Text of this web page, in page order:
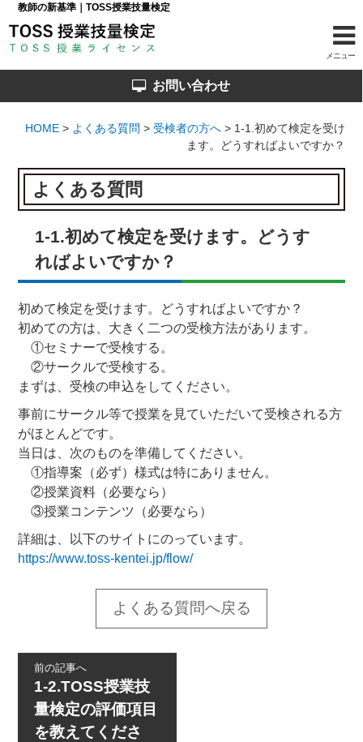
ホーム
検定の各種規定
評価項目・認定基準
認定料について
級段位認定者一覧
認定審査員一覧
猿飛検定
お知らせ
検定セミナー開催申請
検定結果登録依頼
段級位認定者・認定審査員情報削除依頼
個人申請用パスワード通知依頼
お問い合わせ
TOSSについて
教師の新基準｜TOSS授業技量検定
メニュー
お問い合わせ
HOME> よくある質問 > 受検者の方へ> 1-1.初めて検定を受け
ます。どうすればよいですか？
よくある質問
1-1.初めて検定を受けます。どうす
ればよいですか？
初めて検定を受けます。どうすればよいですか？
初めての方は、大きく二つの受検方法があります。
①セミナーで受検する。
②サークルで受検する。
まずは、受検の申込をしてください。
事前にサークル等で授業を見ていただいて受検される方
がほとんどです。
当日は、次のものを準備してください。
①指導案（必ず）様式は特にありません。
②授業資料（必要なら）
③授業コンテンツ（必要なら）
詳細は、以下のサイトにのっています。
https://www.toss-kentei.jp/flow/
よくある質問へ戻る
前の記事へ
1-2.TOSS授業技
量検定の評価項目
を教えてくださ